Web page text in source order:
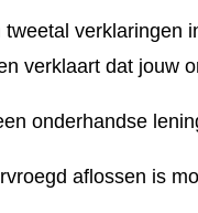
tweetal verklaringen
verklaart dat jouw
onderhandse
aflossen is